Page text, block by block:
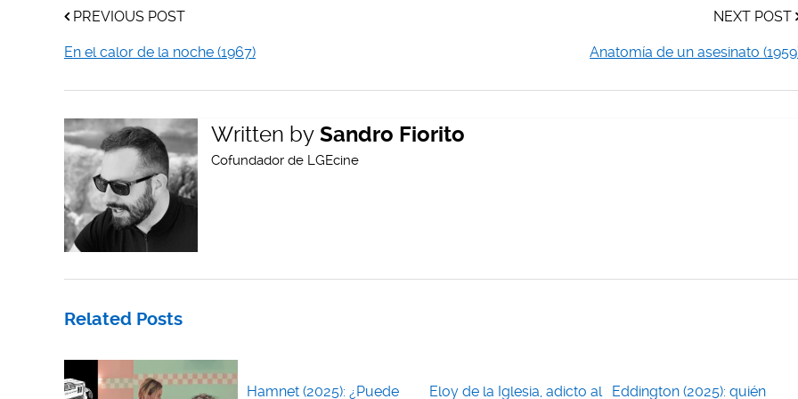
PREVIOUS POST
En el calor de la noche (1967)
NEXT POST
Anatomía de un asesinato
Written by Sandro Fiorito
Cofundador de LGEcine
Related Posts
Hamnet (2025): ¿Puede Eloy de la Iglesia, adicto al Eddington (2025): quién